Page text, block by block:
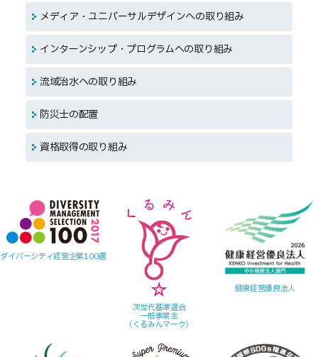
メディア・ユニバーサルデザインへの取り組み
インターンシップ・プログラムへの取り組み
流域治水への取り組み
防災士の配置
資格取得の取り組み
ダイバーシティ経営企業100選
次世代基準適合
一般事業主
（くるみんマーク）
健康経営優良法人